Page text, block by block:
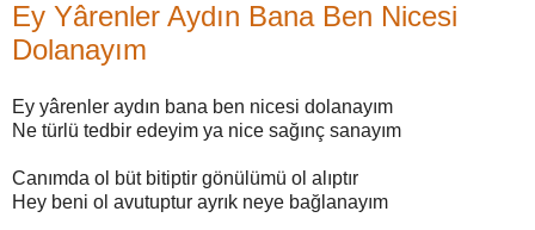
Ey Yârenler Aydın Bana Ben Nicesi
Dolanayım
Ey yârenler aydın bana ben nicesi dolanayım
Ne türlü tedbir edeyim ya nice sağınç sanayım
Canımda ol büt bitiptir gönülümü ol alıptır
Hey beni ol avutuptur ayrık neye bağlanayım